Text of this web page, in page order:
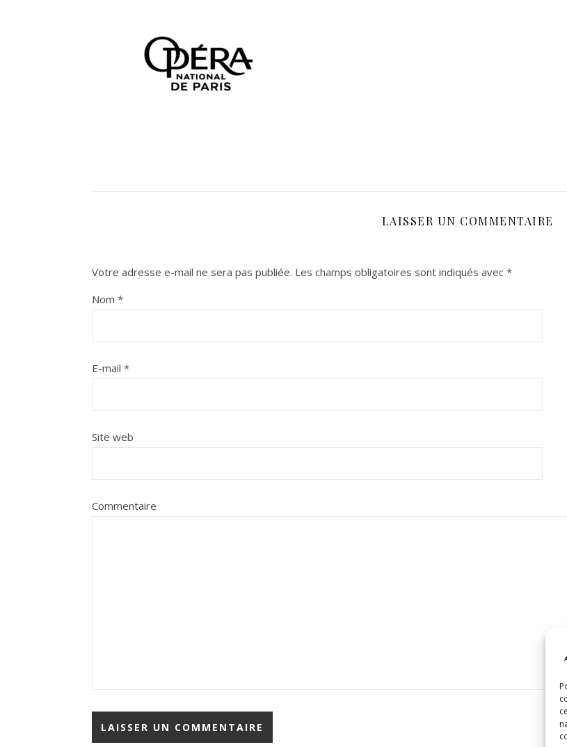
LAISSER UN COMMENTAIRE
Votre adresse e-mail ne sera pas publiée. Les champs obligatoires sont indiqués avec *
Nom *
E-mail *
Site web
Commentaire